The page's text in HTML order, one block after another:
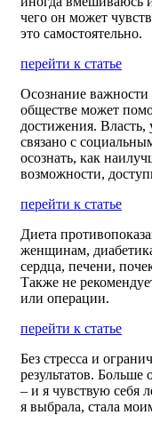
чего он может
это самостоятельно.
перейти к статье
Осознание важности
обществе может
достижения. Власть,
связано с
осознать, как
возможности,
перейти к статье
Диета
женщинам,
сердца, печени,
Также не
или операции.
перейти к статье
Без стресса и
результатов.
– и я чувствую себя
я выбрала, стала